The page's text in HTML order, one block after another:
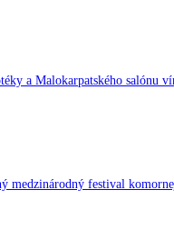
a Malokarpatského salónu
medzinárodný festival